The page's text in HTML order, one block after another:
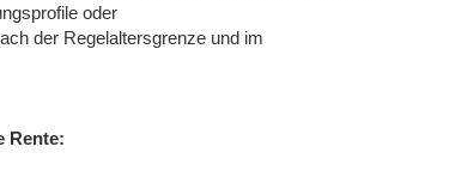
oder
der Regelaltersgrenze und im
Rente: